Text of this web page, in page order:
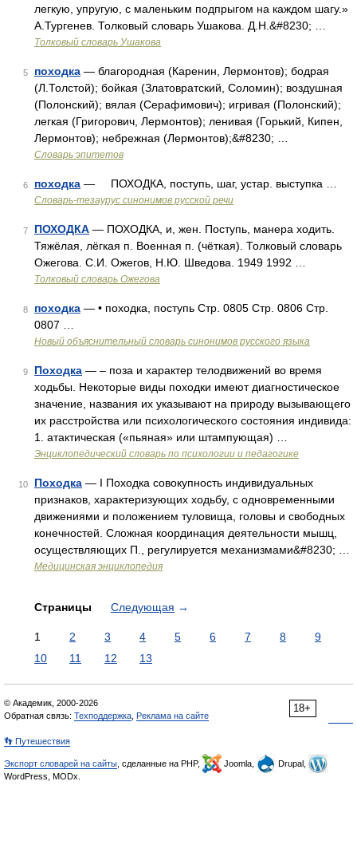
легкую, упругую, с маленьким подпрыгом на каждом шагу.»
А.Тургенев. Толковый словарь Ушакова. Д.Н.&#8230; …
Толковый словарь Ушакова
5 походка — благородная (Каренин, Лермонтов); бодрая
(Л.Толстой); бойкая (Златовратский, Соломин); воздушная
(Полонский); вялая (Серафимович); игривая (Полонский);
легкая (Григорович, Лермонтов); ленивая (Горький, Кипен,
Лермонтов); небрежная (Лермонтов);&#8230; …
Словарь эпитетов
6 походка — ПОХОДКА, поступь, шаг, устар. выступка …
Словарь-тезаурус синонимов русской речи
7 ПОХОДКА — ПОХОДКА, и, жен. Поступь, манера ходить.
Тяжёлая, лёгкая п. Военная п. (чёткая). Толковый словарь
Ожегова. С.И. Ожегов, Н.Ю. Шведова. 1949 1992 …
Толковый словарь Ожегова
8 походка — • походка, поступь Стр. 0805 Стр. 0806 Стр.
0807 …
Новый объяснительный словарь синонимов русского языка
9 Походка — – поза и характер телодвижений во время
ходьбы. Некоторые виды походки имеют диагностическое
значение, названия их указывают на природу вызывающего
их расстройства или психологического состояния индивида:
1. атактическая («пьяная» или штампующая) …
Энциклопедический словарь по психологии и педагогике
10 Походка — I Походка совокупность индивидуальных
признаков, характеризующих ходьбу, с одновременными
движениями и положением туловища, головы и свободных
конечностей. Сложная координация деятельности мышц,
осуществляющих П., регулируется механизмами&#8230; …
Медицинская энциклопедия
Страницы Следующая →
1 2 3 4 5 6 7 8
9
10
11 12 13
18+
© Академик, 2000-2026
Обратная связь: Техподдержка Реклама на сайте
👣 Путешествия
Экспорт словарей на сайты , сделанные на PHP, Joomla,
Drupal,
WordPress, MODx.